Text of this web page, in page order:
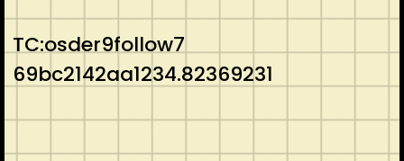
TC:osder9follow7
69bc2142aa1234.82369231